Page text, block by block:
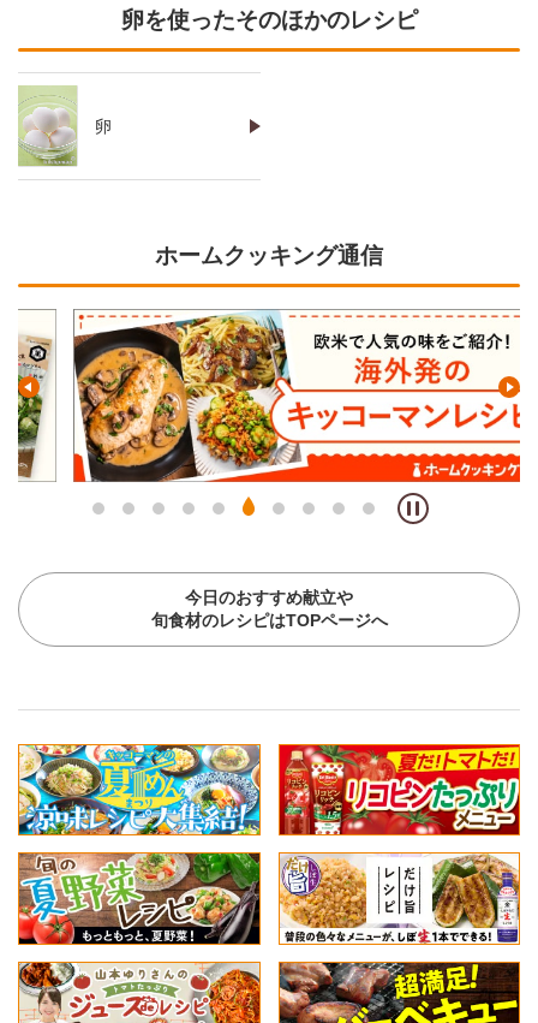
卵を使ったそのほかのレシピ
卵
ホームクッキング通信
今日のおすすめ献立や
旬食材のレシピはTOPページへ